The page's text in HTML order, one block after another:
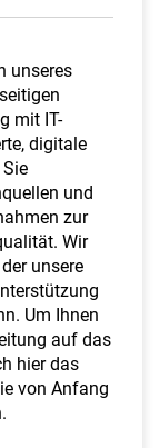
unseres
mit IT-
digitale
und
zur
Wir
unsere
Um Ihnen
auf das
hier das
von Anfang